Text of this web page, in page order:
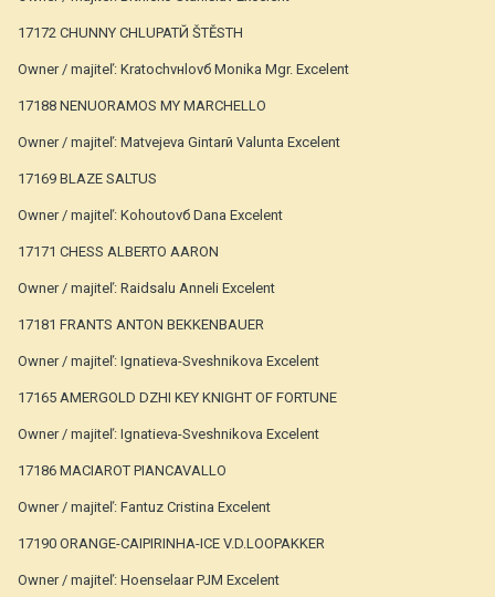
17172 CHUNNY CHLUPATЙ ŠTĚSTН
Owner / majiteľ: Kratochvнlovб Monika Mgr. Excelent
17188 NENUORAMOS MY MARCHELLO
Owner / majiteľ: Matvejeva Gintarй Valunta Excelent
17169 BLAZE SALTUS
Owner / majiteľ: Kohoutovб Dana Excelent
17171 CHESS ALBERTO AARON
Owner / majiteľ: Raidsalu Anneli Excelent
17181 FRANTS ANTON BEKKENBAUER
Owner / majiteľ: Ignatieva-Sveshnikova Excelent
17165 AMERGOLD DZHI KEY KNIGHT OF FORTUNE
Owner / majiteľ: Ignatieva-Sveshnikova Excelent
17186 MACIAROT PIANCAVALLO
Owner / majiteľ: Fantuz Cristina Excelent
17190 ORANGE-CAIPIRINHA-ICE V.D.LOOPAKKER
Owner / majiteľ: Hoenselaar PJM Excelent